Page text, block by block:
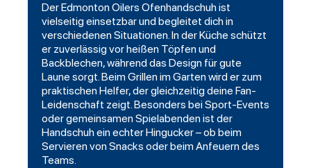
Der Edmonton Oilers Ofenhandschuh ist
vielseitig einsetzbar und begleitet dich in
verschiedenen Situationen. In der Küche schützt
er zuverlässig vor heißen Töpfen und
Backblechen, während das Design für gute
Laune sorgt. Beim Grillen im Garten wird er zum
praktischen Helfer, der gleichzeitig deine Fan-
Leidenschaft zeigt. Besonders bei Sport-Events
oder gemeinsamen Spielabenden ist der
Handschuh ein echter Hingucker – ob beim
Servieren von Snacks oder beim Anfeuern des
Teams.